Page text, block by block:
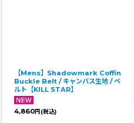
【Mens】Shadowmark Coffin
Buckle Belt / キャンバス生地 / ベ
ルト【KILL STAR】
4,860円 (税込)